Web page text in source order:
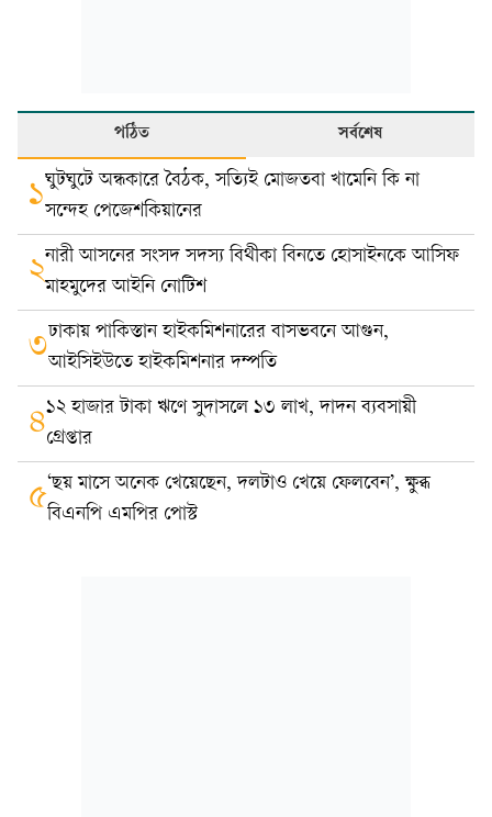
পঠিত সর্বশেষ
১ঘুটঘুটে অন্ধকারে বৈঠক, সত্যিই মোজতবা খামেনি কি না
সন্দেহ পেজেশকিয়ানের
২নারী আসনের সংসদ সদস্য বিথীকা বিনতে হোসাইনকে আসিফ
মাহমুদের আইনি নোটিশ
৩ঢাকায় পাকিস্তান হাইকমিশনারের বাসভবনে আগুন,
আইসিইউতে হাইকমিশনার দম্পতি
৪১২ হাজার টাকা ঋণে সুদাসলে ১৩ লাখ, দাদন ব্যবসায়ী
গ্রেপ্তার
৫‘ছয় মাসে অনেক খেয়েছেন, দলটাও খেয়ে ফেলবেন’, ক্ষুব্ধ
বিএনপি এমপির পোস্ট